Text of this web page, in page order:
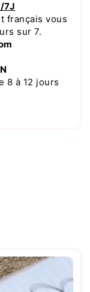
7J
français vous
sur 7.
8 à 12 jours